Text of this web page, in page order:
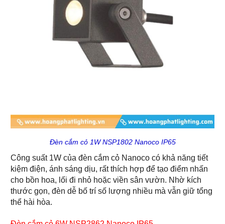
Đèn cắm cỏ 1W NSP1802 Nanoco IP65
Công suất 1W của đèn cắm cỏ Nanoco có khả năng tiết
kiệm điện, ánh sáng dịu, rất thích hợp để tạo điểm nhấn
cho bồn hoa, lối đi nhỏ hoặc viền sân vườn. Nhờ kích
thước gọn, đèn dễ bố trí số lượng nhiều mà vẫn giữ tổng
thể hài hòa.